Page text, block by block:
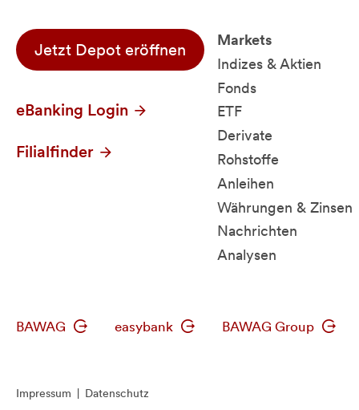
Jetzt Depot eröffnen
eBanking Login
Filialfinder
Markets
Indizes & Aktien
Fonds
ETF
Derivate
Rohstoffe
Anleihen
Währungen & Zinsen
Nachrichten
Analysen
BAWAG easybank BAWAG Group
Impressum Datenschutz